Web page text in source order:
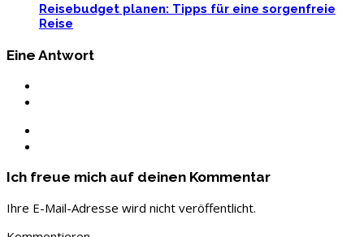
Reisebudget planen: Tipps für eine sorgenfreie
Reise
Eine Antwort
Ich freue mich auf deinen Kommentar
Ihre E-Mail-Adresse wird nicht veröffentlicht.